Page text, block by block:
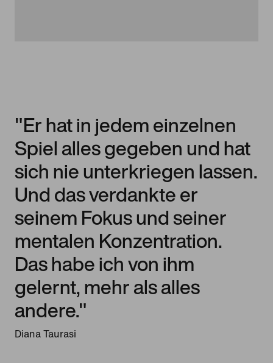
"Er hat in jedem einzelnen
Spiel alles gegeben und hat
sich nie unterkriegen lassen.
Und das verdankte er
seinem Fokus und seiner
mentalen Konzentration.
Das habe ich von ihm
gelernt, mehr als alles
andere."
Diana Taurasi